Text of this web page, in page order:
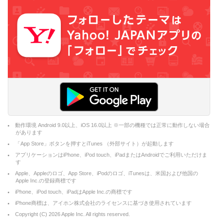
動作環境 Android 9.0以上、iOS 16.0以上 ※一部の機種では正常に動作しない場合
があります
「App Store」ボタンを押すとiTunes （外部サイト）が起動します
アプリケーションはiPhone、iPod touch、iPadまたはAndroidでご利用いただけま
す
Apple、Appleのロゴ、App Store、iPodのロゴ、iTunesは、米国および他国の
Apple Inc.の登録商標です
iPhone、iPod touch、iPadはApple Inc.の商標です
iPhone商標は、アイホン株式会社のライセンスに基づき使用されています
Copyright (C) 2026Apple Inc. All rights reserved.